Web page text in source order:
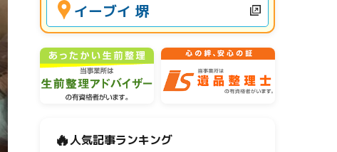
イーブイ 堺
🔥人気記事ランキング